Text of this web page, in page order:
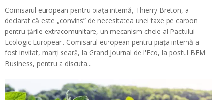
Comisarul european pentru piața internă, Thierry Breton, a
declarat că este „convins” de necesitatea unei taxe pe carbon
pentru țările extracomunitare, un mecanism cheie al Pactului
Ecologic European. Comisarul european pentru piața internă a
fost invitat, marți seară, la Grand Journal de l'Eco, la postul BFM
Business, pentru a discuta...